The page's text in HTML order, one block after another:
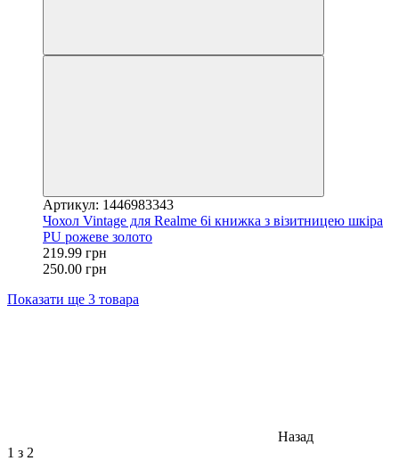
Артикул: 1446983343
Чохол Vintage для Realme 6i книжка з візитницею шкіра
PU рожеве золото
219.99 грн
250.00 грн
Показати ще 3 товара
Назад
1 з 2